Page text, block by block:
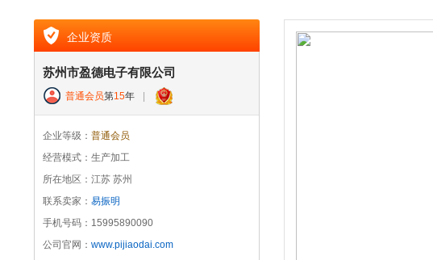
企业资质
苏州市盈德电子有限公司
普通会员第15年
企业等级： 普通会员
经营模式：生产加工
所在地区：江苏 苏州
联系卖家： 易振明
手机号码：15995890090
公司官网： www.pijiaodai.com